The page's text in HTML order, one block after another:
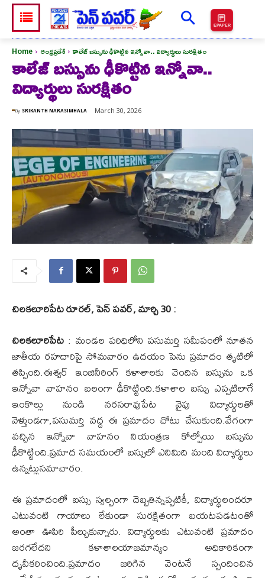
EPAPER
Home ఆంధ్రప్రదేశ్ కాలేజ్ బస్సును ఢీకొట్టిన ఇన్నోవా.. విద్యార్థులు సురక్షితం
కాలేజ్ బస్సును ఢీకొట్టిన ఇన్నోవా..
విద్యార్థులు సురక్షితం
By SRIKANTH NARASIMHALA March 30, 2026
చిలకలూరిపేట రూరల్, పెన్ పవర్, మార్చి 30 :
చిలకలూరిపేట : మండల పరిధిలోని పసుమర్తి సమీపంలో నూతన
జాతీయ రహదారిపై సోమవారం ఉదయం పెను ప్రమాదం తృటిలో
తప్పింది.ఈశ్వర్ ఇంజినీరింగ్ కళాశాలకు చెందిన బస్సును ఒక
ఇన్నోవా వాహనం బలంగా ఢీకొట్టింది.కళాశాల బస్సు ఎప్పటిలాగే
ఇంకొల్లు నుండి నరసరావుపేట వైపు విద్యార్థులతో
వెళ్తుండగా,పసుమర్తి వద్ద ఈ ప్రమాదం చోటు చేసుకుంది.వేగంగా
వచ్చిన ఇన్నోవా వాహనం నియంత్రణ కోల్పోయి బస్సును
ఢీకొట్టింది.ప్రమాద సమయంలో బస్సులో ఎనిమిది మంది విద్యార్థులు
ఉన్నట్లుసమాచారం.
ఈ ప్రమాదంలో బస్సు స్వల్పంగా దెబ్బతిన్నప్పటికీ, విద్యార్థులందరూ
ఎటువంటి గాయాలు లేకుండా సురక్షితంగా బయటపడటంతో
అంతా ఊపిరి పీల్చుకున్నారు. విద్యార్థులకు ఎటువంటి ప్రమాదం
జరగలేదని కళాశాలయాజమాన్యం అధికారికంగా
ధృవీకరించింది.ప్రమాదం జరిగిన వెంటనే స్పందించిన